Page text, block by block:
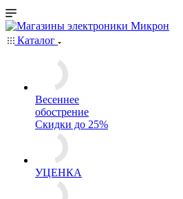
Каталог
Весеннее
обострение
Скидки до 25%
УЦЕНКА